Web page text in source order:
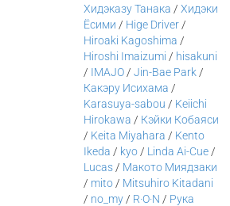
Хидэказу Танака /Хидэки
Ёсими / Hige Driver /
Hiroaki Kagoshima /
Hiroshi Imaizumi / hisakuni
/ IMAJO /Jin-Bae Park /
Какэру Исихама /
Karasuya-sabou / Keiichi
Hirokawa / Кэйки Кобаяси
/ Keita Miyahara / Kento
Ikeda / kyo / Linda Ai-Cue /
Lucas / Макото Миядзаки
/ mito / Mitsuhiro Kitadani
/ no_my / R·O·N / Рука